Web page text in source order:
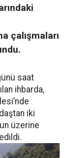
çalışmaları
saat
ihbarda,
iki
üzerine